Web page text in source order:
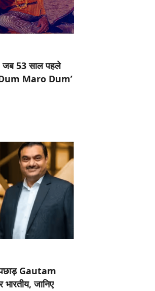
जब 53 साल पहले
Maro Dum’
Gautam
जानिए